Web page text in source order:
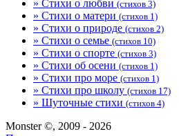
» Стихи о любви (стихов 3)
» Стихи о матери (стихов 1)
» Стихи о природе (стихов 2)
» Стихи о семье (стихов 10)
» Стихи о спорте (стихов 3)
» Стихи об осени (стихов 1)
» Стихи про море (стихов 1)
» Стихи про школу (стихов 17)
» Шуточные стихи (стихов 4)
Monster ©, 2009 - 2026